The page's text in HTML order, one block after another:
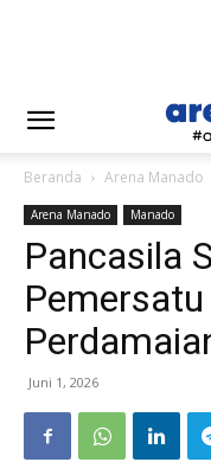
Beranda Arena Manado
Arena Manado Manado
Pancasila
Juni 1, 2026